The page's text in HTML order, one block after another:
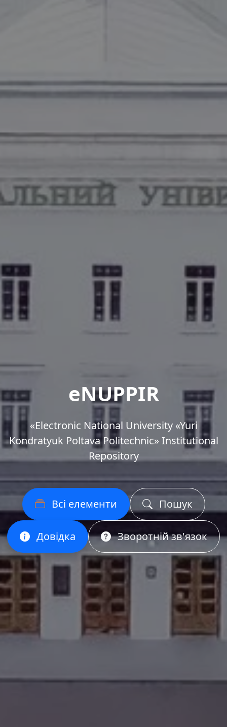
eNUPPIR
«Еlectronic National University «Yuri
Kondratyuk Poltava Politechnic» Institutional
Repository
Всі елементи Пошук
Довідка Зворотній зв'язок